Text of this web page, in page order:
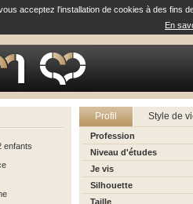
acceptez l'installation de cookies à des
En
enfants
Profil Style de
Profession
Niveau d'études
Je vis
Silhouette
Taille